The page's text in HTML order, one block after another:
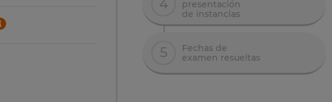
4
presentación
de instancias
5
Fechas de
examen resueltas